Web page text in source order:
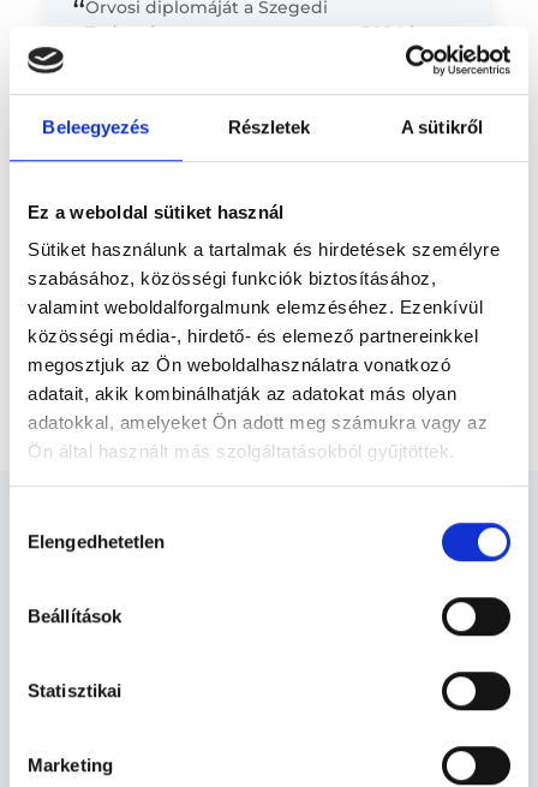
Beleegyezés Részletek A sütikről
Ez a weboldal sütiket használ
Sütiket használunk a tartalmak és hirdetések személyre
szabásához, közösségi funkciók biztosításához,
valamint weboldalforgalmunk elemzéséhez. Ezenkívül
közösségi média-, hirdető- és elemező partnereinkkel
megosztjuk az Ön weboldalhasználatra vonatkozó
adatait, akik kombinálhatják az adatokat más olyan
adatokkal, amelyeket Ön adott meg számukra vagy az
Ön által használt más szolgáltatásokból gyűjtöttek.
szabályzat:https://foglaljorvost.hu/info/foglaljorvost-
kiválasztása
Elengedhetetlen
Beállítások
Statisztikai
Marketing
“Orvosi diplomáját a Szegedi
Tudományegyetemen szerezte 2004-ben,
majd az itt szerzett alapokat kamatoztatta a
12 éves németországi munkavégzése során,
Előző
* Szakorvos jelölt (rezidens): általános orvosi oklevéllel rendelkező
megszerzésére irányuló képzésben vesz részt. Ezen orvosok által
önállóan nem végezhető szakmai tevékenységért teljes
felelősséggel tartozik és azt közvetlenül felügyeli az egészségügyi
szakorvosjelölt önállóan láthat el feladatokat. A foglaljorvost.hu
felelősségét kizárja esetleges névazonosságért bármely szakorvos
és szakorvosjelölt esetén.
Főoldal Ortopédus Csontritkulás kezelése
Ortopédus - Ortopédia
Ortopédia TERÜLETHEZ KAPCSOLÓDÓ